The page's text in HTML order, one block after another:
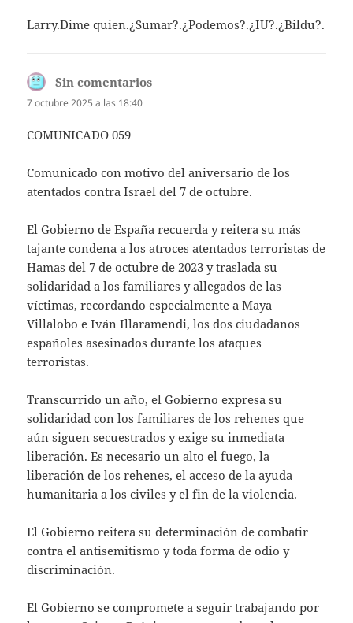
Larry.Dime quien.¿Sumar?.¿Podemos?.¿IU?.¿Bildu?.
Sin comentarios
7 octubre 2025 a las 18:40
COMUNICADO 059
Comunicado con motivo del aniversario de los
atentados contra Israel del 7 de octubre.
​El Gobierno de España recuerda y reitera su más
tajante condena a los atroces atentados terroristas de
Hamas del 7 de octubre de 2023 y traslada su
solidaridad a los familiares y allegados de las
víctimas, recordando especialmente a Maya
Villalobo e Iván Illaramendi, los dos ciudadanos
españoles asesinados durante los ataques
terroristas.
Transcurrido un año, el Gobierno expresa su
solidaridad con los familiares de los rehenes que
aún siguen secuestrados y exige su inmediata
liberación. Es necesario un alto el fuego, la
liberación de los rehenes, el acceso de la ayuda
humanitaria a los civiles y el fin de la violencia.
El Gobierno reitera su determinación de combatir
contra el antisemitismo y toda forma de odio y
discriminación.
El Gobierno se compromete a seguir trabajando por